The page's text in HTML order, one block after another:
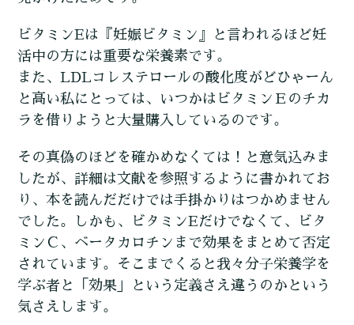
ビタミンEは『妊娠ビタミン』と言われるほど妊
活中の方には重要な栄養素です。
また、LDLコレステロールの酸化度がどひゃーん
と高い私にとっては、いつかはビタミンＥのチカ
ラを借りようと大量購入しているのです。
その真偽のほどを確かめなくては！と意気込みま
したが、詳細は文献を参照するように書かれてお
り、本を読んだだけでは手掛かりはつかめません
でした。しかも、ビタミンEだけでなくて、ビタ
ミンＣ、ベータカロチンまで効果をまとめて否定
されています。そこまでくると我々分子栄養学を
学ぶ者と「効果」という定義さえ違うのかという
気さえします。